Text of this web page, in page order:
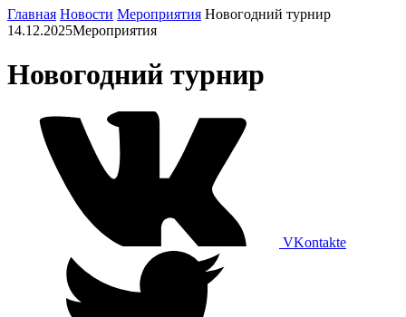
Главная Новости Мероприятия Новогодний турнир
14.12.2025Мероприятия
Новогодний турнир
VKontakte